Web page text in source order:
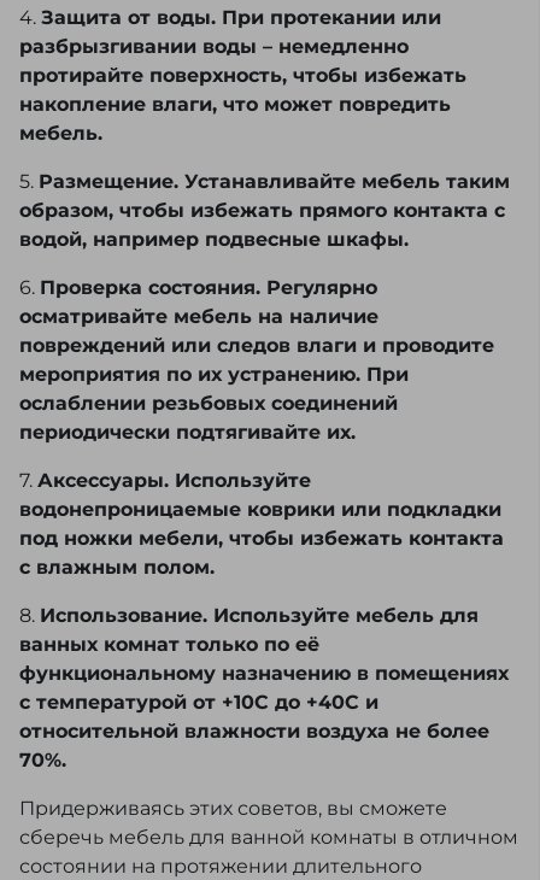
4. Защита от воды. При протекании или
разбрызгивании воды – немедленно
протирайте поверхность, чтобы избежать
накопление влаги, что может повредить
мебель.
5. Размещение. Устанавливайте мебель таким
образом, чтобы избежать прямого контакта с
водой, например подвесные шкафы.
6. Проверка состояния. Регулярно
осматривайте мебель на наличие
повреждений или следов влаги и проводите
мероприятия по их устранению. При
ослаблении резьбовых соединений
периодически подтягивайте их.
7. Аксессуары. Используйте
водонепроницаемые коврики или подкладки
под ножки мебели, чтобы избежать контакта
с влажным полом.
8. Использование. Используйте мебель для
ванных комнат только по её
функциональному назначению в помещениях
с температурой от +10С до +40С и
относительной влажности воздуха не более
70%.
Придерживаясь этих советов, вы сможете
сберечь мебель для ванной комнаты в отличном
состоянии на протяжении длительного